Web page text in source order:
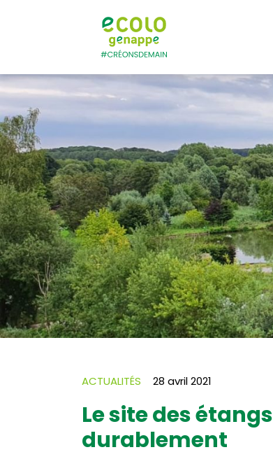
Ecolo –
ACTUALITÉS 28 avril 2021
Le site des
durablement